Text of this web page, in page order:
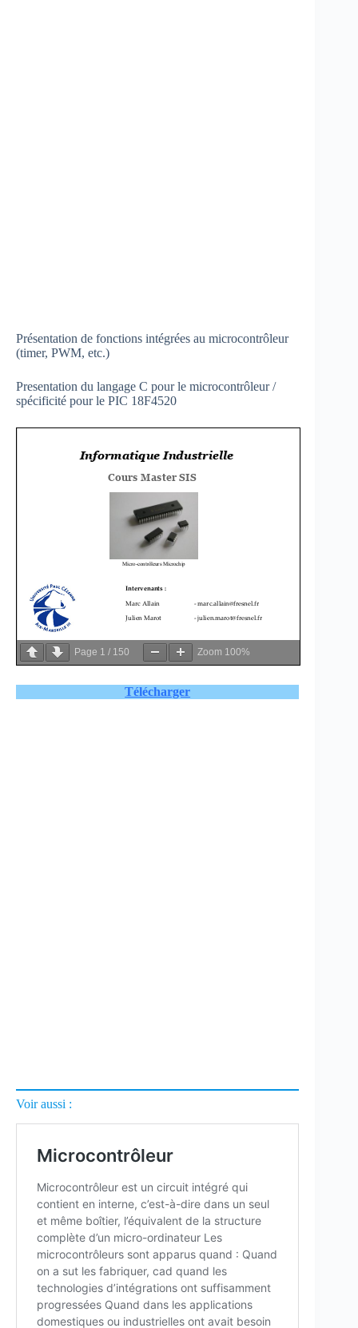
Présentation de fonctions intégrées au microcontrôleur
(timer, PWM, etc.)
Presentation du langage C pour le microcontrôleur /
spécificité pour le PIC 18F4520
Page 1 / 150 Zoom 100%
Télécharger
Voir aussi :